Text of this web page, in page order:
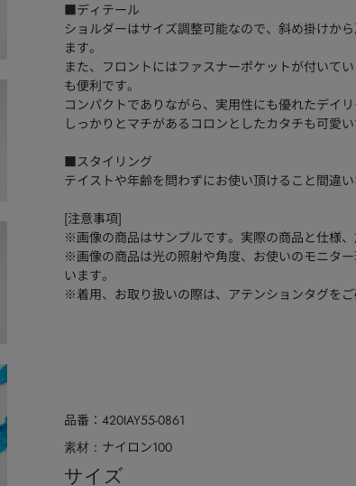
■ディテール
ショルダーはサイズ調整可能なので、斜め掛けか
ます。
また、フロントにはファスナーポケットが付いて
も便利です。
コンパクトでありながら、実用性にも優れたデイ
しっかりとマチがあるコロンとしたカタチも可愛い
■スタイリング
テイストや年齢を問わずにお使い頂けること間違い
[注意事項]
※画像の商品はサンプルです。実際の商品と仕様、
※画像の商品は光の照射や角度、お使いのモニタ
います。
※着用、お取り扱いの際は、アテンションタグをご
品番 420IAY55-0861
素材 ナイロン100
サイズ